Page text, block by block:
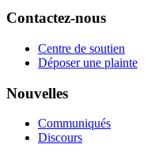
Contactez-nous
Centre de soutien
Déposer une plainte
Nouvelles
Communiqués
Discours